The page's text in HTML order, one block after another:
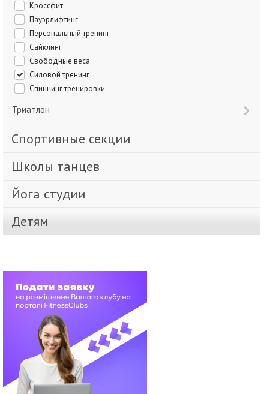
Кроссфит
Пауэрлифтинг
Персональный тренинг
Сайклинг
Свободные веса
Силовой тренинг
Спиннинг тренировки
Триатлон
Спортивные секции
Школы танцев
Йога студии
Детям